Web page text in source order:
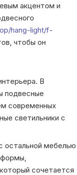
акцентом и
hang-light/f-
чтобы он
В
подвесные
современных
светильники с
остальной мебелью
сочетается